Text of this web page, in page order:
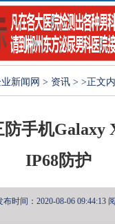
新闻网 > 资讯 > >正文
手机Galaxy
IP68防护
布时间：2020-08-06 09:44:13